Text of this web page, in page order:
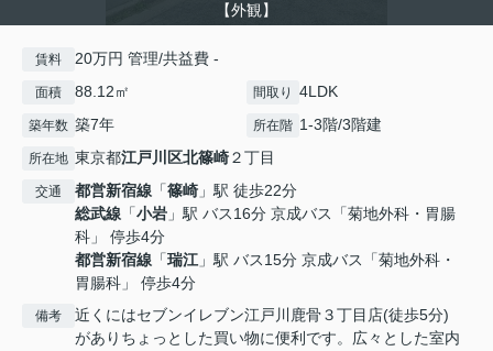
【外観】
賃料 20万円 管理/共益費 -
面積 88.12㎡ 間取り 4LDK
築年数 築7年 所在階 1-3階/3階建
所在地 東京都江戸川区北篠崎２丁目
交通 都営新宿線 「篠崎 」駅 徒歩22分
総武線 「小岩 」駅 バス16分 京成バス「菊地外科・胃腸
科」 停歩4分
都営新宿線 「瑞江 」駅 バス15分 京成バス「菊地外科・
胃腸科」 停歩4分
備考
近くにはセブンイレブン江戸川鹿骨３丁目店(徒歩5分)
がありちょっとした買い物に便利です。広々とした室内